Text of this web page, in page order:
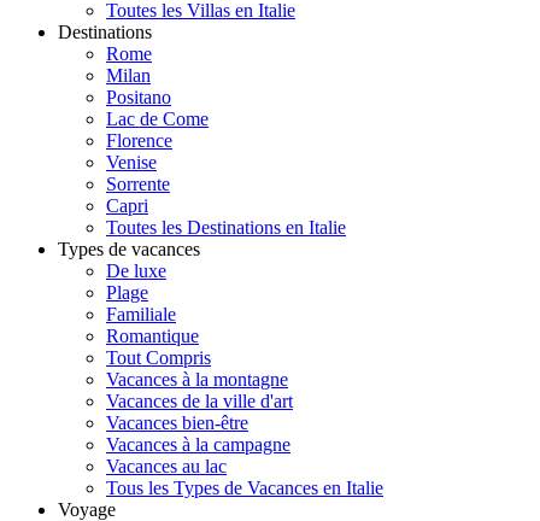
Toutes les Villas en Italie
Destinations
Rome
Milan
Positano
Lac de Come
Florence
Venise
Sorrente
Capri
Toutes les Destinations en Italie
Types de vacances
De luxe
Plage
Familiale
Romantique
Tout Compris
Vacances à la montagne
Vacances de la ville d'art
Vacances bien-être
Vacances à la campagne
Vacances au lac
Tous les Types de Vacances en Italie
Voyage